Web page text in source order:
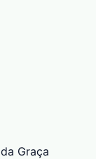
Graça